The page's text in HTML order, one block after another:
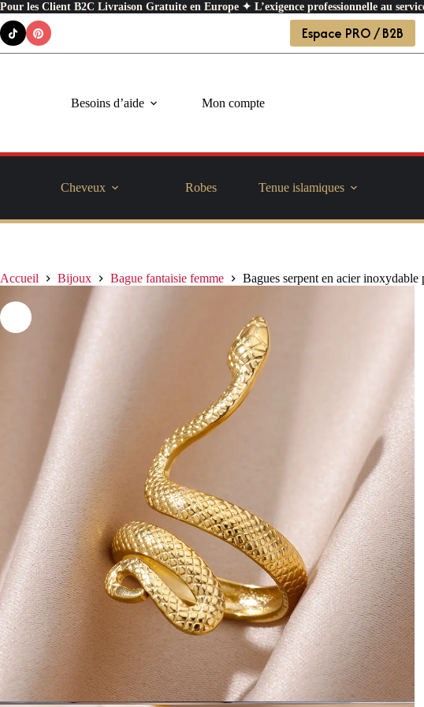
Pour les Client B2C Livraison Gratuite en Europe ✦ L’exigence professionnelle au
Passer
au
contenu
Espace PRO / B2B
Besoins d’aide Mon compte
Cheveux Robes Tenue islamiques
Accueil Bijoux Bague fantaisie femme
Bagues serpent en acier